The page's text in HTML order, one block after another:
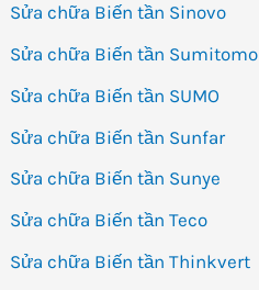
Sửa chữa Biến tần Sinovo
Sửa chữa Biến tần Sumitomo
Sửa chữa Biến tần SUMO
Sửa chữa Biến tần Sunfar
Sửa chữa Biến tần Sunye
Sửa chữa Biến tần Teco
Sửa chữa Biến tần Thinkvert